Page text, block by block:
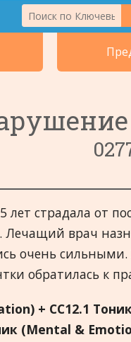
и Растения
кровообращения
Система
и инфекции
Помощь и
Система
и Мочевой
система
двигательная
страдала от
Лечащий врач
очень
обратилась к
) + CC12.1
(Mental &